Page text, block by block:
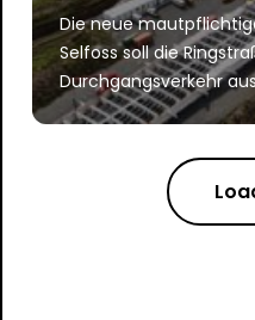
Die neue
Selfoss soll die
Durchgangsverkehr